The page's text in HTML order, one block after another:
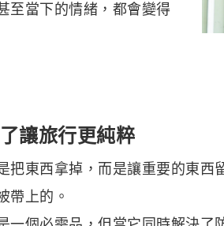
至當下的情緒，都會變得
讓旅行更純粹
把東西拿掉，而是讓重要的東西
帶上的。